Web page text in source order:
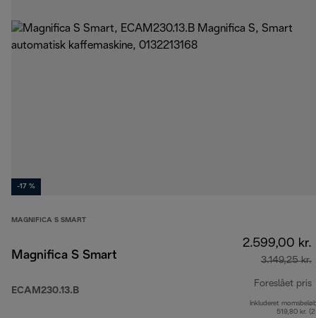
-17 %
MAGNIFICA S SMART
Magnifica S Smart
ECAM230.13.B
2.599,00 kr.
3.149,25 kr.
Foreslået pris
Inkluderet
519,80 kr.